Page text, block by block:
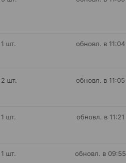
1 шт. обновл. в 11:04
2 шт. обновл. в 11:05
1 шт. обновл. в 11:21
1 шт. обновл. в 09:55